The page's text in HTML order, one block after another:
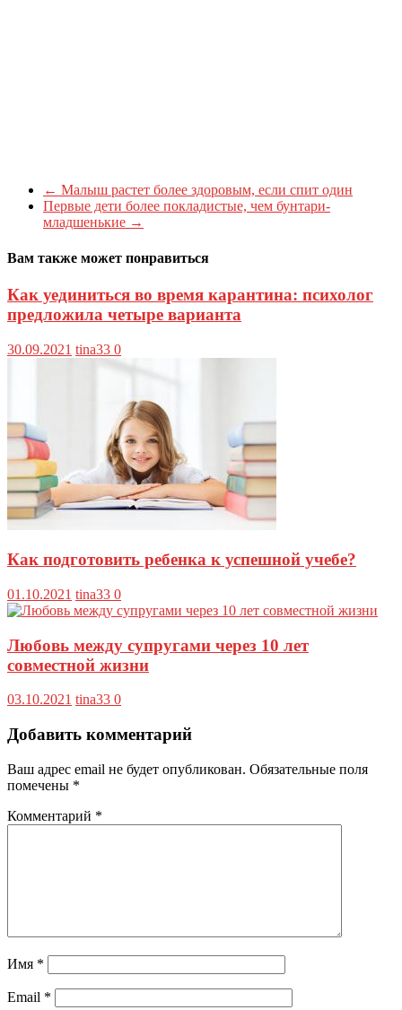
← Малыш растет более здоровым, если спит один
Первые дети более покладистые, чем бунтари-
младшенькие →
Вам также может понравиться
Как уединиться во время карантина: психолог
предложила четыре варианта
30.09.2021 tina33 0
Как подготовить ребенка к успешной учебе?
01.10.2021 tina33 0
Любовь между супругами через 10 лет
совместной жизни
03.10.2021 tina33 0
Добавить комментарий
Ваш адрес email не будет опубликован. Обязательные поля
помечены *
Комментарий *
Имя *
Email *